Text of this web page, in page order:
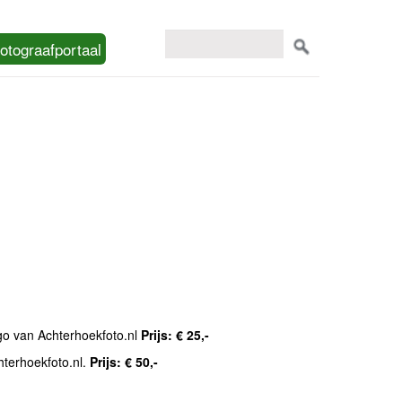
van Achterhoekfoto.nl Prijs: € 25,-
Prijs: € 50,-